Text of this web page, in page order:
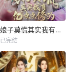
娘子莫慌其实我有亿点点修为
已完结